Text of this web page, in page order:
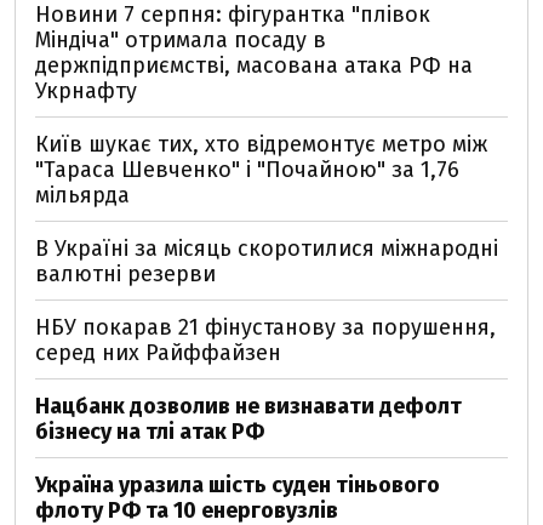
Новини 7 серпня: фігурантка "плівок
Міндіча" отримала посаду в
держпідприємстві, масована атака РФ на
Укрнафту
Київ шукає тих, хто відремонтує метро між
"Тараса Шевченко" і "Почайною" за 1,76
мільярда
В Україні за місяць скоротилися міжнародні
валютні резерви
НБУ покарав 21 фінустанову за порушення,
серед них Райффайзен
Нацбанк дозволив не визнавати дефолт
бізнесу на тлі атак РФ
Україна уразила шість суден тіньового
флоту РФ та 10 енерговузлів